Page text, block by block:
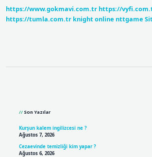
https://www.gokmavi.com.tr https://
https://tumla.com.tr knight online nttgame
Son Yazılar
Kurşun kalem ingilizcesi ne ?
Ağustos 7, 2026
Cezaevinde temizliği kim yapar ?
Ağustos 6, 2026